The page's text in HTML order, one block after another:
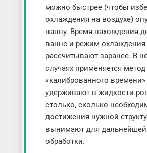
можно быстрее (чтобы
охлаждения на воздухе)
ванну. Время нахождения
ванне и режим охлаждения
рассчитывают заранее. В
случаях применяется метод
«калиброванного
удерживают в жидкости
столько, сколько
достижения нужной
вынимают для дальнейшей
обработки.